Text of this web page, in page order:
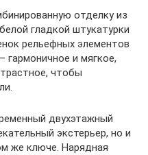
отделку из
гладкой штукатурки
рельефных элементов
гармоничное и мягкое,
чтобы
двухэтажный
экстерьер, но и
же ключе. Нарядная